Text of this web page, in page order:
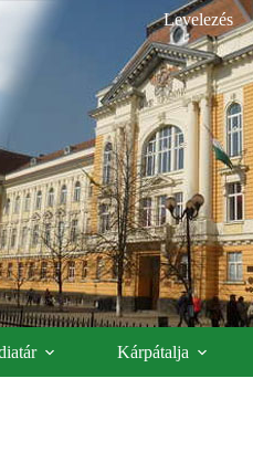
Levelezés
Kárpátalja